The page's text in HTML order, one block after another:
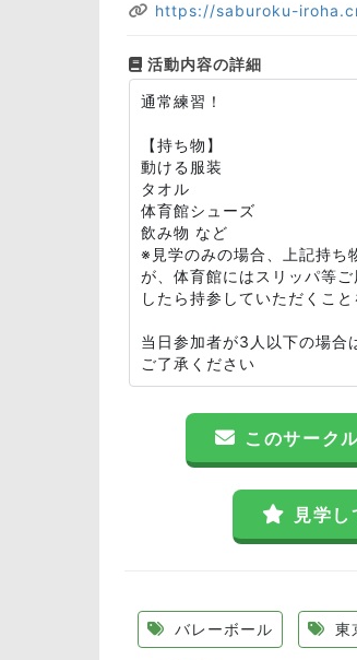
https://saburoku-
活動内容の詳細
通常練習！
【持ち物】
動ける服装
タオル
体育館シューズ
飲み物 など
※見学のみの場合、上記持ち
が、体育館にはスリッパ等
したら持参していただくこ
当日参加者が3人以下の場合
ご了承ください
このサーク
見学し
バレーボール 東